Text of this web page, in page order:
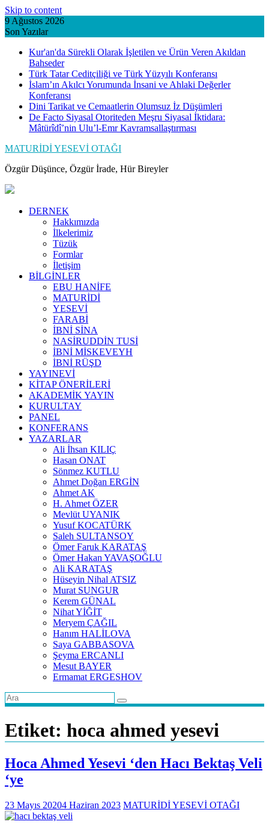
Skip to content
9 Ağustos 2026
Son Yazılar
Kur'an'da Sürekli Olarak İşletilen ve Ürün Veren Akıldan
Bahseder
Türk Tatar Ceditçiliği ve Türk Yüzyılı Konferansı
İslam’ın Akılcı Yorumunda İnsani ve Ahlaki Değerler
Konferansı
Dini Tarikat ve Cemaatlerin Olumsuz İz Düşümleri
De Facto Siyasal Otoriteden Meşru Siyasal İktidara:
Mâtürîdî’nin Ulu’l-Emr Kavramsallaştırması
MATURİDİ YESEVİ OTAĞI
Özgür Düşünce, Özgür İrade, Hür Bireyler
DERNEK
Hakkımızda
İlkelerimiz
Tüzük
Formlar
İletişim
BİLGİNLER
EBU HANİFE
MATURİDİ
YESEVİ
FARABİ
İBNİ SİNA
NASİRUDDİN TUSİ
İBNİ MİSKEVEYH
İBNİ RÜŞD
YAYINEVİ
KİTAP ÖNERİLERİ
AKADEMİK YAYIN
KURULTAY
PANEL
KONFERANS
YAZARLAR
Ali İhsan KILIÇ
Hasan ONAT
Sönmez KUTLU
Ahmet Doğan ERGİN
Ahmet AK
H. Ahmet ÖZER
Mevlüt UYANIK
Yusuf KOCATÜRK
Saleh SULTANSOY
Ömer Faruk KARATAŞ
Ömer Hakan YAVAŞOĞLU
Ali KARATAŞ
Hüseyin Nihal ATSIZ
Murat SUNGUR
Kerem GÜNAL
Nihat YİĞİT
Meryem ÇAĞIL
Hanım HALİLOVA
Saya GABBASOVA
Şeyma ERCANLI
Mesut BAYER
Ermamat ERGESHOV
Etiket: hoca ahmed yesevi
Hoca Ahmed Yesevi ‘den Hacı Bektaş Veli
‘ye
23 Mayıs 20204 Haziran 2023 MATURİDİ YESEVİ OTAĞI